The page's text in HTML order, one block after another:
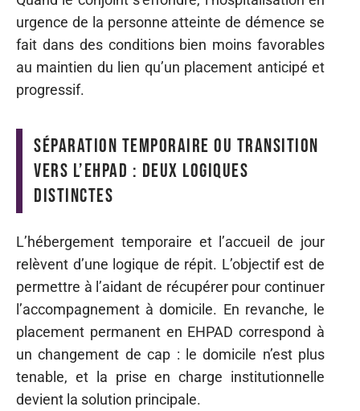
urgence de la personne atteinte de démence se
fait dans des conditions bien moins favorables
au maintien du lien qu’un placement anticipé et
progressif.
Séparation temporaire ou transition
vers l’EHPAD : deux logiques
distinctes
L’hébergement temporaire et l’accueil de jour
relèvent d’une logique de répit. L’objectif est de
permettre à l’aidant de récupérer pour continuer
l’accompagnement à domicile. En revanche, le
placement permanent en EHPAD correspond à
un changement de cap : le domicile n’est plus
tenable, et la prise en charge institutionnelle
devient la solution principale.